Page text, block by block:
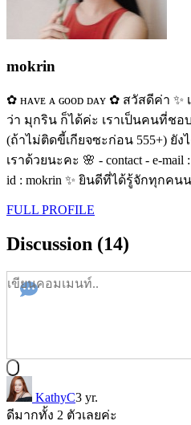
mokrin
✿ ʜᴀᴠᴇ ᴀ ɢᴏᴏᴅ ᴅᴀʏ ✿ สวัสดีค่า
ว่า มุกริน ก็ได้ค่ะ เราเป็นคนที่ชอ
(ถ้าไม่ติดขี้เกียจซะก่อน 555+) ยัง
เราด้วยนะคะ 🌸 - contact - e-mail
id : mokrin ✨ ยินดีที่ได้รู้จักทุกคน
FULL PROFILE
Discussion (14)
KathyC3 yr.
ดีมากทั้ง 2 ตัวเลยค่ะ